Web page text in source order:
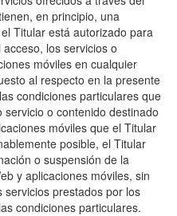
en principio, una
Titular está autorizado para
los servicios o
móviles en cualquier
al respecto en la presente
condiciones particulares que
o contenido destinado
móviles que el Titular
posible, el Titular
o suspensión de la
y aplicaciones móviles, sin
prestados por los
condiciones particulares.